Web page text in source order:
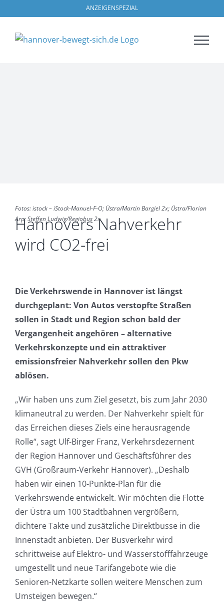
Inhalt
springen
ANZEIGENSPEZIAL
Hannovers Nahverkehr
wird CO2-frei
Fotos: istock – iStock-Manuel-F-O; Üstra/Martin Bargiel 2x; Üstra/Florian
Arp; Steffen Ludwig/Regiobus 2x
Die Verkehrswende in Hannover ist längst
durchgeplant: Von Autos verstopfte Straßen
sollen in Stadt und Region schon bald der
Vergangenheit angehören – alternative
Verkehrskonzepte und ein attraktiver
emissionsfreier Nahverkehr sollen den Pkw
ablösen.
„Wir haben uns zum Ziel gesetzt, bis zum Jahr 2030
klimaneutral zu werden. Der Nahverkehr spielt für
das Erreichen dieses Ziels eine herausragende
Rolle“, sagt Ulf-Birger Franz, Verkehrsdezernent
der Region Hannover und Geschäftsführer des
GVH (Großraum-Verkehr Hannover). „Deshalb
haben wir einen 10-Punkte-Plan für die
Verkehrswende entwickelt. Wir möchten die Flotte
der Üstra um 100 Stadtbahnen vergrößern,
dichtere Takte und zusätzliche Direktbusse in die
Innenstadt anbieten. Der Busverkehr wird
schrittweise auf Elektro- und Wasserstofffahrzeuge
umgestellt und neue Tarifangebote wie die
Senioren-Netzkarte sollen weitere Menschen zum
Umsteigen bewegen.“